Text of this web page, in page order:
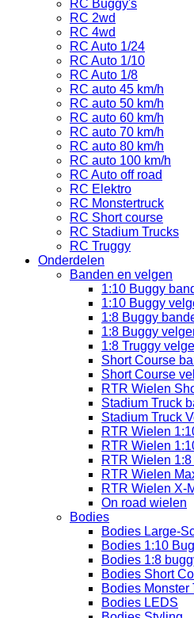
RC Buggy's
RC 2wd
RC 4wd
RC Auto 1/24
RC Auto 1/10
RC Auto 1/8
RC auto 45 km/h
RC auto 50 km/h
RC auto 60 km/h
RC auto 70 km/h
RC auto 80 km/h
RC auto 100 km/h
RC Auto off road
RC Elektro
RC Monstertruck
RC Short course
RC Stadium Trucks
RC Truggy
Onderdelen
Banden en velgen
1:10 Buggy
1:10 Buggy
1:8 Buggy
1:8 Buggy
1:8 Truggy
Short Course
Short Course
RTR Wielen
Stadium Truck
Stadium Truck
RTR Wielen
RTR Wielen
RTR Wielen
RTR Wielen
RTR Wielen X-
On road wielen
Bodies
Bodies Large-
Bodies 1:10
Bodies 1:8
Bodies Short
Bodies Monster
Bodies LEDS